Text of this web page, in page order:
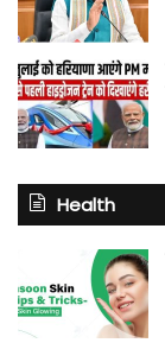
Health